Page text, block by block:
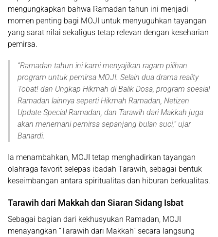
mengungkapkan bahwa Ramadan tahun ini menjadi
momen penting bagi MOJI untuk menyuguhkan tayangan
yang sarat nilai sekaligus tetap relevan dengan keseharian
pemirsa.
“Ramadan tahun ini kami menyajikan ragam pilihan
program untuk pemirsa MOJI. Selain dua drama reality
Tobat! dan Ungkap Hikmah di Balik Dosa, program spesial
Ramadan lainnya seperti Hikmah Ramadan, Netizen
Update Special Ramadan, dan Tarawih dari Makkah juga
akan menemani pemirsa sepanjang bulan suci,” ujar
Banardi.
Ia menambahkan, MOJI tetap menghadirkan tayangan
olahraga favorit selepas ibadah Tarawih, sebagai bentuk
keseimbangan antara spiritualitas dan hiburan berkualitas.
Tarawih dari Makkah dan Siaran Sidang Isbat
Sebagai bagian dari kekhusyukan Ramadan, MOJI
menayangkan “Tarawih dari Makkah” secara langsung